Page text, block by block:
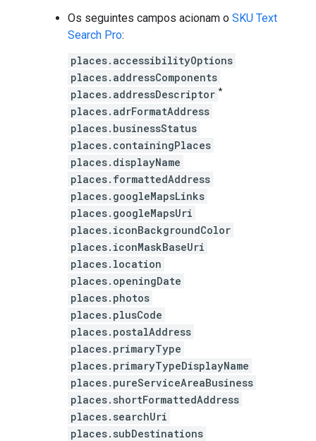
Os seguintes campos acionam o SKU Text
Search Pro:
places.accessibilityOptions
places.addressComponents
places.addressDescriptor *
places.adrFormatAddress
places.businessStatus
places.containingPlaces
places.displayName
places.formattedAddress
places.googleMapsLinks
places.googleMapsUri
places.iconBackgroundColor
places.iconMaskBaseUri
places.location
places.openingDate
places.photos
places.plusCode
places.postalAddress
places.primaryType
places.primaryTypeDisplayName
places.pureServiceAreaBusiness
places.shortFormattedAddress
places.searchUri
places.subDestinations